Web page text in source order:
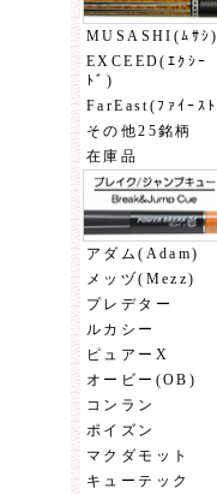
MUSASHI(ﾑｻｼ)
EXCEED(ｴｸｼｰ
ﾄﾞ)
FarEast(ﾌｧｲｰｽﾄ
その他25銘柄
在庫品
アダム(Adam)
メッヅ(Mezz)
プレデター
ルカシー
ピュアーX
オービー(OB)
コンラン
ポイズン
マクダモット
キューテック